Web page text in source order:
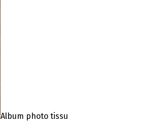
Album photo tissu